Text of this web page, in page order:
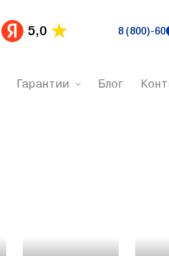
5,0 8 (800)-
Гарантии Блог